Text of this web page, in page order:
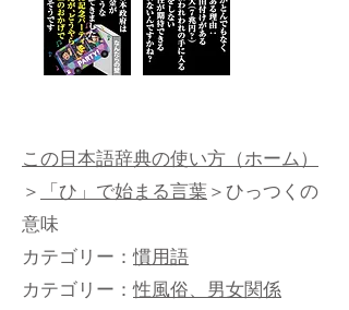
この日本語辞典の使い方（ホーム）
＞「ひ」で始まる言葉＞ひっつくの
意味​
カテゴリー：慣用語
カテゴリー：性風俗、男女関係